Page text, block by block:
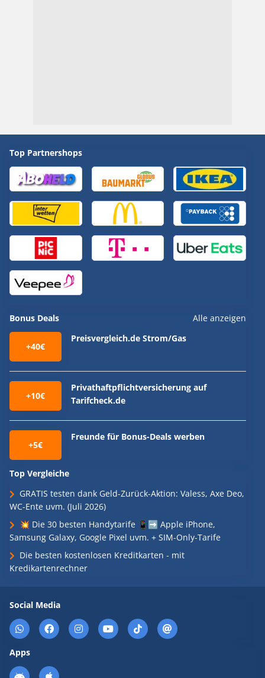
Top Partnershops
Bonus Deals Alle anzeigen
+40€
Preisvergleich.de Strom/Gas
+10€
Privathaftpflichtversicherung auf
Tarifcheck.de
+5€
Freunde für Bonus-Deals werben
Top Vergleiche
GRATIS testen dank Geld-Zurück-Aktion: Valess, Axe Deo,
WC-Ente uvm. (Juli 2026)
💥 Die 30 besten Handytarife 📱➡️ Apple iPhone,
Samsung Galaxy, Google Pixel uvm. + SIM-Only-Tarife
Die besten kostenlosen Kreditkarten - mit
Kredikartenrechner
Social Media
Apps